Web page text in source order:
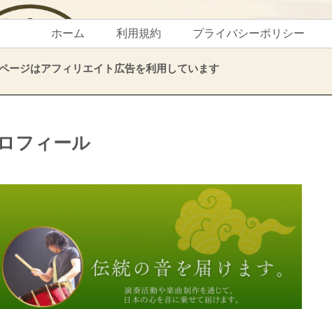
ホーム 利用規約 プライバシーポリシー
ージはアフィリエイト広告を利用しています
フィール